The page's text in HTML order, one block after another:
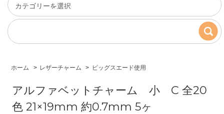
ホーム > レザーチャーム > ピッグスエード使用
アルファベットチャーム 小 C 全20
色 21×19mm 約0.7mm 5ヶ